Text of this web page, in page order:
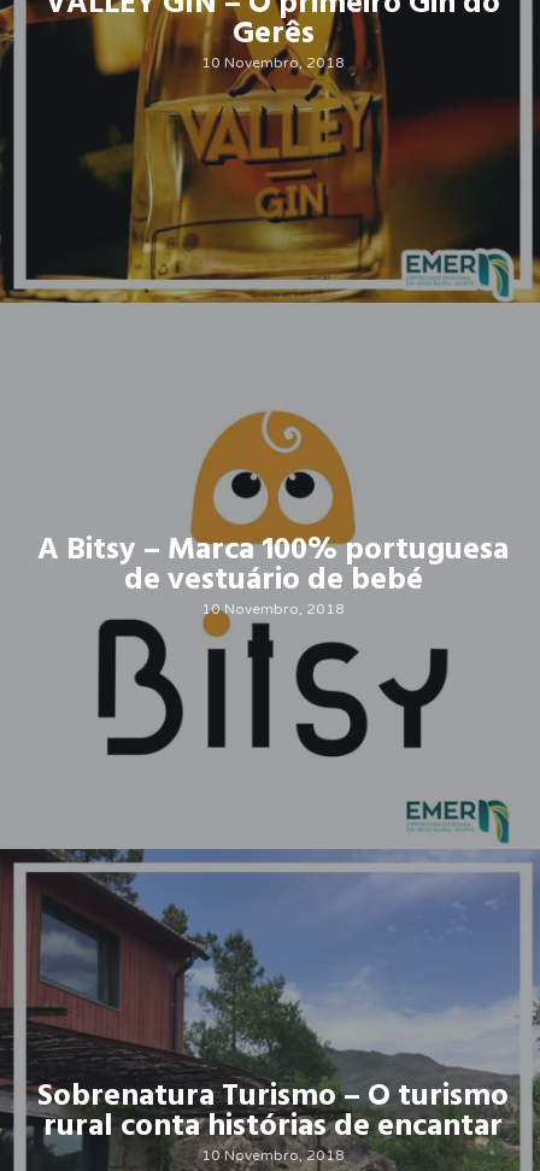
Gerês
10 Novembro, 2018
A Bitsy – Marca 100% portuguesa
de vestuário de bebé
10 Novembro, 2018
Sobrenatura Turismo – O turismo
rural conta histórias de encantar
10 Novembro, 2018